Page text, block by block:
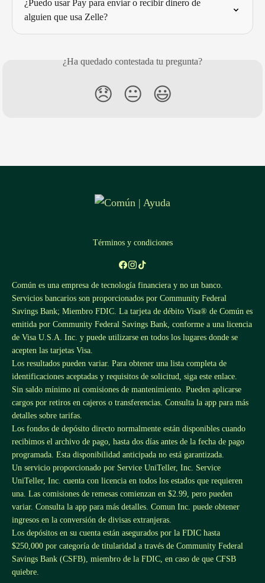
¿Puedo usar Pay para enviar o recibir dinero de
alguien que usa Zelle?
¿Ha quedado contestada tu pregunta?
😞 😐 😃
Términos y condiciones
Común es una empresa de tecnología financiera y no un banco.
Servicios bancarios son proporcionados por Community Federal
Savings Bank; Miembro FDIC. La tarjeta de débito Visa® de Común es
emitida por Community Federal Savings Bank, conforme a una licencia
de Visa U.S.A. Inc. y puede utilizarse en todos los lugares donde se
acepten las tarjetas Visa.
Los resultados pueden variar. Para obtener una lista completa de
identificaciones aceptadas y requisitos de solicitud, siga este enlace.
Sin saldo mínimo ni comisiones de mantenimiento. Pueden aplicarse
cargos por retiros en cajeros o transferencias. Consulta la app para más
detalles sobre tarifas.
Los fondos de depósito directo normalmente están disponibles cuando
recibimos el archivo de pago, hasta dos días antes de la fecha de pago
programada. Esta disponibilidad anticipada no está garantizada.
Un servicio proporcionado por Service UniTeller, Inc. Service
UniTeller, Inc. cuenta con licencia en todos los estados que requieren
una. Las comisiones de remesas comienzan en $2.99, pero pueden
variar. Consulta la app para más detalles. Comun Inc. puede obtener
ingresos en la conversión de divisas extranjeras.
Los depósitos en su cuenta están asegurados por la FDIC hasta
$250,000 por categoría de titularidad a través de Community Federal
Savings Bank (CSFB), miembro de la FDIC, en caso de que CFSB
quiebre.